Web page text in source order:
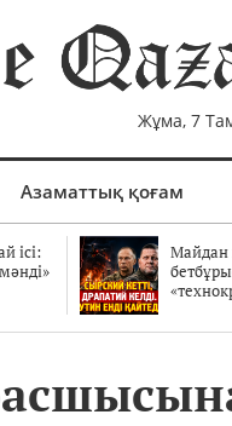
Жұма, 7
Азаматтық қоғам
ісі:
Майдан